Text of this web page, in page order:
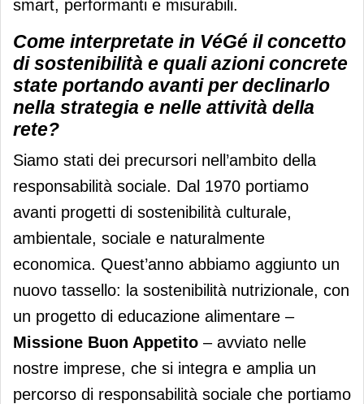
smart, performanti e misurabili.
Come interpretate in VéGé il concetto
di sostenibilità e quali azioni concrete
state portando avanti per declinarlo
nella strategia e nelle attività della
rete?
Siamo stati dei precursori nell’ambito della
responsabilità sociale. Dal 1970 portiamo
avanti progetti di sostenibilità culturale,
ambientale, sociale e naturalmente
economica. Quest’anno abbiamo aggiunto un
nuovo tassello: la sostenibilità nutrizionale, con
un progetto di educazione alimentare –
Missione Buon Appetito – avviato nelle
nostre imprese, che si integra e amplia un
percorso di responsabilità sociale che portiamo